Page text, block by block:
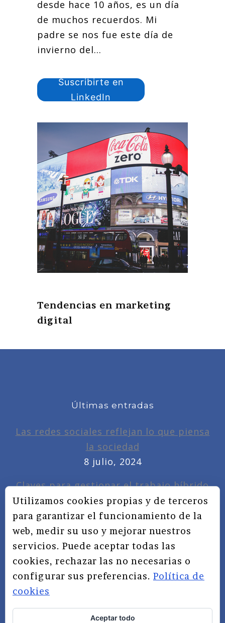
desde hace 10 años, es un día
de muchos recuerdos. Mi
padre se nos fue este día de
invierno del...
Suscribirte en
LinkedIn
Tendencias en marketing
digital
Últimas entradas
Las redes sociales reflejan lo que piensa
la sociedad
8 julio, 2024
Claves para gestionar el trabajo híbrido
7 noviembre, 2022
Privacidad, redes sociales y educación
3 septiembre, 2019
Utilizamos cookies propias y de terceros
para garantizar el funcionamiento de la
web, medir su uso y mejorar nuestros
servicios. Puede aceptar todas las
cookies, rechazar las no necesarias o
configurar sus preferencias. Política de
cookies
Aceptar todo